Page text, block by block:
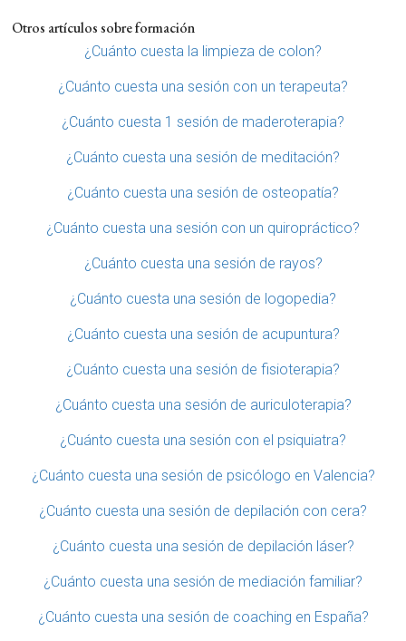
Otros artículos sobre formación
¿Cuánto cuesta la limpieza de colon?
¿Cuánto cuesta una sesión con un terapeuta?
¿Cuánto cuesta 1 sesión de maderoterapia?
¿Cuánto cuesta una sesión de meditación?
¿Cuánto cuesta una sesión de osteopatía?
¿Cuánto cuesta una sesión con un quiropráctico?
¿Cuánto cuesta una sesión de rayos?
¿Cuánto cuesta una sesión de logopedia?
¿Cuánto cuesta una sesión de acupuntura?
¿Cuánto cuesta una sesión de fisioterapia?
¿Cuánto cuesta una sesión de auriculoterapia?
¿Cuánto cuesta una sesión con el psiquiatra?
¿Cuánto cuesta una sesión de psicólogo en Valencia?
¿Cuánto cuesta una sesión de depilación con cera?
¿Cuánto cuesta una sesión de depilación láser?
¿Cuánto cuesta una sesión de mediación familiar?
¿Cuánto cuesta una sesión de coaching en España?